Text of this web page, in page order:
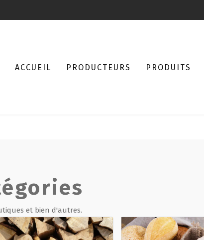
ACCUEIL PRODUCTEURS PRODUITS
et bien d'autres.